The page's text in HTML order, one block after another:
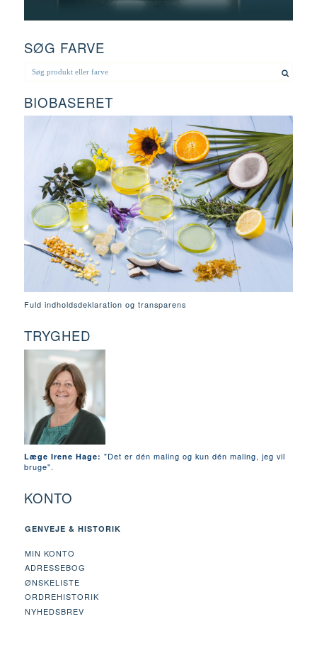
SØG FARVE
BIOBASERET
Fuld indholdsdeklaration og transparens
TRYGHED
Læge Irene Hage: "Det er dén maling og kun dén maling, jeg vil
bruge".
KONTO
GENVEJE & HISTORIK
MIN KONTO
ADRESSEBOG
ØNSKELISTE
ORDREHISTORIK
NYHEDSBREV